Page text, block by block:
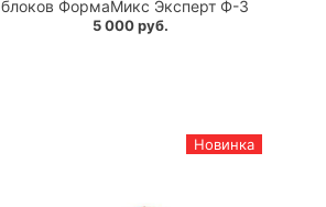
блоков ФормаМикс Эксперт Ф-3
5 000 руб.
Новинка